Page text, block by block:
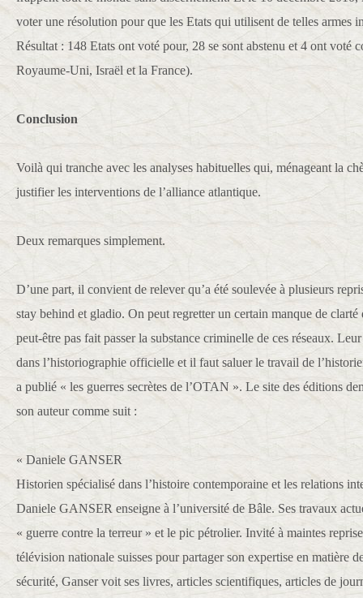
voter une résolution pour que les Etats qui utilisent de telles armes
Résultat : 148 Etats ont voté pour, 28 se sont abstenu et 4 ont voté
Royaume-Uni, Israël et la France).
Conclusion
Voilà qui tranche avec les analyses habituelles qui, ménageant la
justifier les interventions de l’alliance atlantique.
Deux remarques simplement.
D’une part, il convient de relever qu’a été soulevée à plusieurs
stay behind et gladio. On peut regretter un certain manque de clarté
peut-être pas fait passer la substance criminelle de ces réseaux.
dans l’historiographie officielle et il faut saluer le travail de
a publié « les guerres secrètes de l’OTAN ». Le site des éditions
son auteur comme suit :
« Daniele GANSER
Historien spécialisé dans l’histoire contemporaine et les relations
Daniele GANSER enseigne à l’université de Bâle. Ses travaux
« guerre contre la terreur » et le pic pétrolier. Invité à maintes
télévision nationale suisses pour partager son expertise en matière
sécurité, Ganser voit ses livres, articles scientifiques, articles de